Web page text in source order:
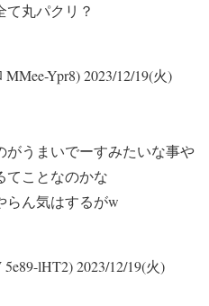
丸パクリ？
Ypr8)2023/12/19(火)
うまいでーすみたいな事や
てことなのかな
らん気はするがw
lHT2)2023/12/19(火)